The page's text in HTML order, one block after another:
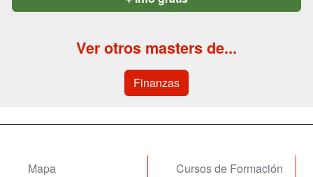
Ver otros masters de...
Finanzas
Mapa
Cursos de Formación